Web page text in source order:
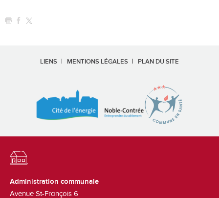
LIENS MENTIONS LÉGALES PLAN DU SITE
Administration communale
Avenue St-François 6